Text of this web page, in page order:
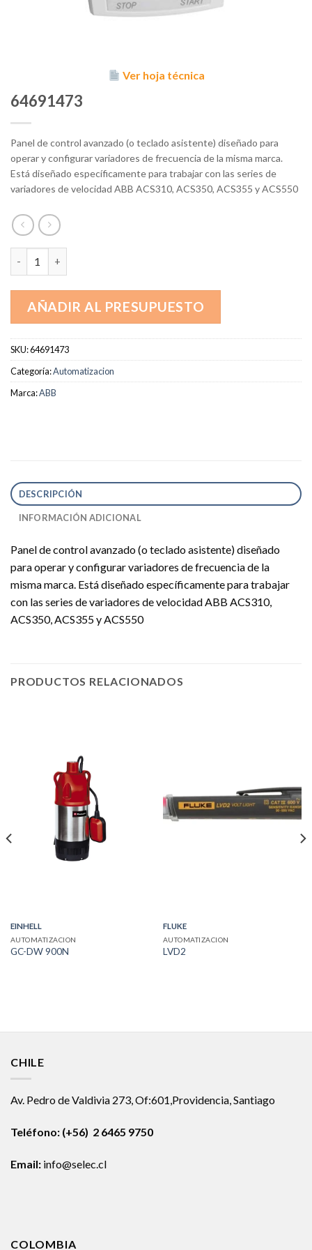
Ver hoja técnica
64691473
Panel de control avanzado (o teclado asistente) diseñado para
operar y configurar variadores de frecuencia de la misma marca.
Está diseñado específicamente para trabajar con las series de
variadores de velocidad ABB ACS310, ACS350, ACS355 y ACS550
AÑADIR AL PRESUPUESTO
SKU:64691473
Categoría:Automatizacion
Marca:ABB
DESCRIPCIÓN
INFORMACIÓN ADICIONAL
Panel de control avanzado (o teclado asistente) diseñado
para operar y configurar variadores de frecuencia de la
misma marca. Está diseñado específicamente para trabajar
con las series de variadores de velocidad ABB ACS310,
ACS350, ACS355 y ACS550
PRODUCTOS RELACIONADOS
EINHELL
AUTOMATIZACION
GC-DW 900N
FLUKE
AUTOMATIZACION
LVD2
CHILE
Av. Pedro de Valdivia 273, Of:601,Providencia, Santiago
Teléfono: (+56) 2 6465 9750
Email: info@selec.cl
COLOMBIA